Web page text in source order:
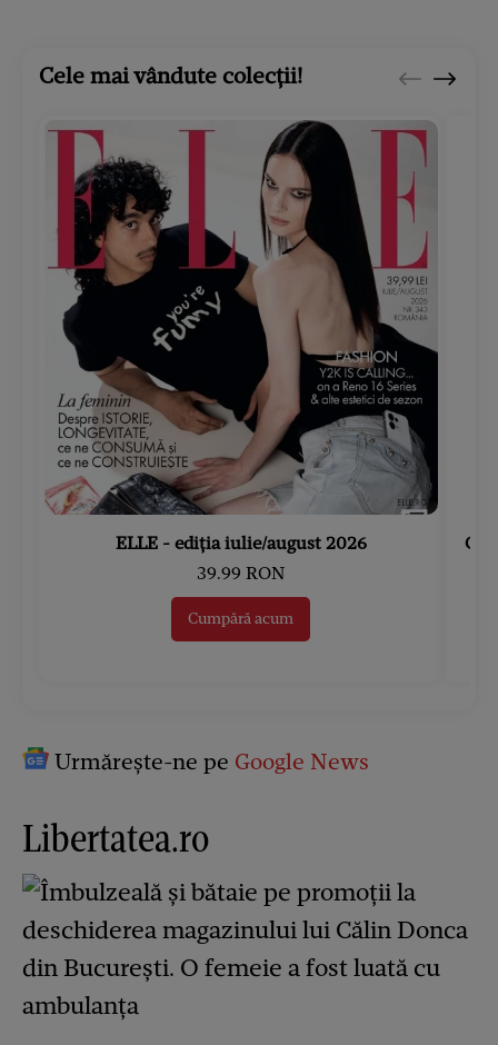
Cele mai vândute colecții!
ELLE - ediția iulie/august 2026
39.99 RON
Cumpără acum
Urmărește-ne pe Google News
Libertatea.ro